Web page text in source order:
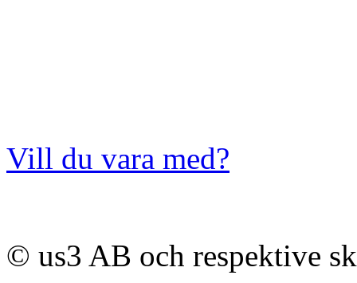
Vill du vara med?
© us3 AB och respektive